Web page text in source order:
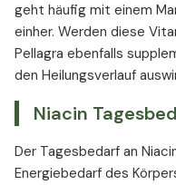
geht häufig mit einem
einher. Werden diese
Pellagra ebenfalls
den Heilungsverlauf
Niacin
Der Tagesbedarf an
Energiebedarf des